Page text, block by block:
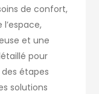
de confort,
et une
pour
étapes
solutions